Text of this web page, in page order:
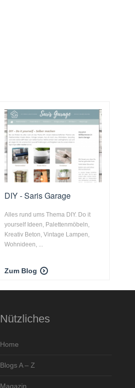
DIY - Saris Garage
Alles rund ums Thema DIY. Do it
yourself Ideen, Palettenmöbeln,
Kreativ Beton, Vintage Lampen,
Wohnideen, ...
Zum Blog
Nützliches
Home
Blogs A – Z
Magazin